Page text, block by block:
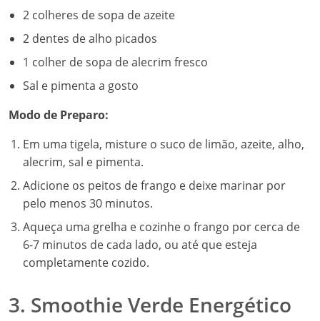
2 colheres de sopa de azeite
2 dentes de alho picados
1 colher de sopa de alecrim fresco
Sal e pimenta a gosto
Modo de Preparo:
Em uma tigela, misture o suco de limão, azeite, alho,
alecrim, sal e pimenta.
Adicione os peitos de frango e deixe marinar por
pelo menos 30 minutos.
Aqueça uma grelha e cozinhe o frango por cerca de
6-7 minutos de cada lado, ou até que esteja
completamente cozido.
3. Smoothie Verde Energético